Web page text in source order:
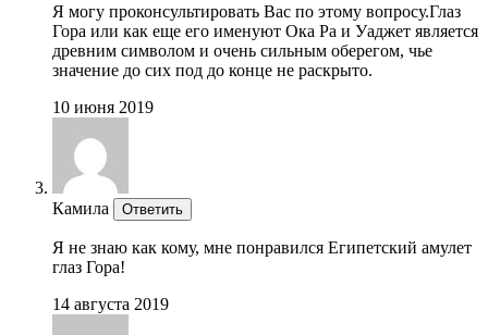
Я могу проконсультировать Вас по этому вопросу.Глаз
Гора или как еще его именуют Ока Ра и Уаджет является
древним символом и очень сильным оберегом, чье
значение до сих под до конце не раскрыто.
10 июня 2019
Камила Ответить
Я не знаю как кому, мне понравился Египетский амулет
глаз Гора!
14 августа 2019